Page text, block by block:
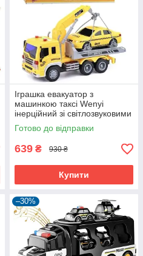
Іграшка евакуатор з
машинкою таксі Wenyi
інерційний зі світлозвуковими
ефектами Жовтий (60526)
Готово до відправки
639 ₴ 930 ₴
Купити
–30%